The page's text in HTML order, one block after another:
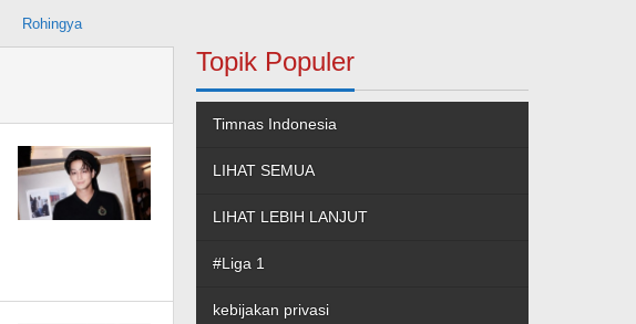
Rohingya
Topik Populer
Timnas Indonesia
LIHAT SEMUA
LIHAT LEBIH LANJUT
#Liga 1
kebijakan privasi